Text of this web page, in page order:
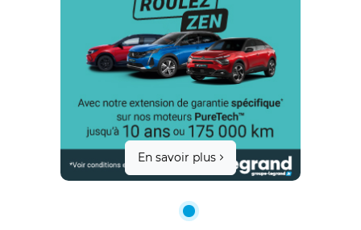
En savoir plus